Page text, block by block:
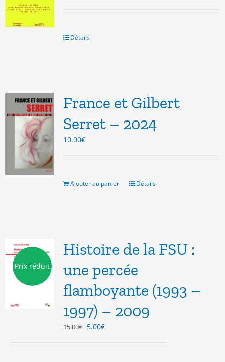
6.00€.
Détails
France et Gilbert
Serret – 2024
10.00€
Ajouter au panier Détails
Prix réduit
Histoire de la FSU :
une percée
flamboyante (1993 –
1997) – 2009
15.00€ Le
5.00€Le